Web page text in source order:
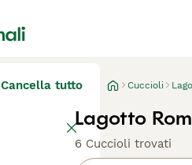
Cancella tutto Cuccioli
Lagotto
6 Cuccioli trovati